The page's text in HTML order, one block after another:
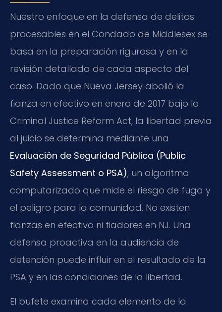
Nuestro enfoque en la defensa de delitos
procesables en el Condado de Middlesex se
basa en la preparación rigurosa y en la
revisión detallada de cada aspecto del
caso. Dado que Nueva Jersey abolió la
fianza en efectivo en enero de 2017 bajo la
Criminal Justice Reform Act, la libertad previa
al juicio se determina mediante una
Evaluación de Seguridad Pública (Public
Safety Assessment o PSA), un algoritmo
computarizado que mide el riesgo de fuga y
el peligro para la comunidad. No existen
fianzas en efectivo ni fiadores en NJ. Una
defensa proactiva en la audiencia de
detención puede influir en el resultado de la
PSA y en las condiciones de la libertad.
El bufete examina cada elemento de la